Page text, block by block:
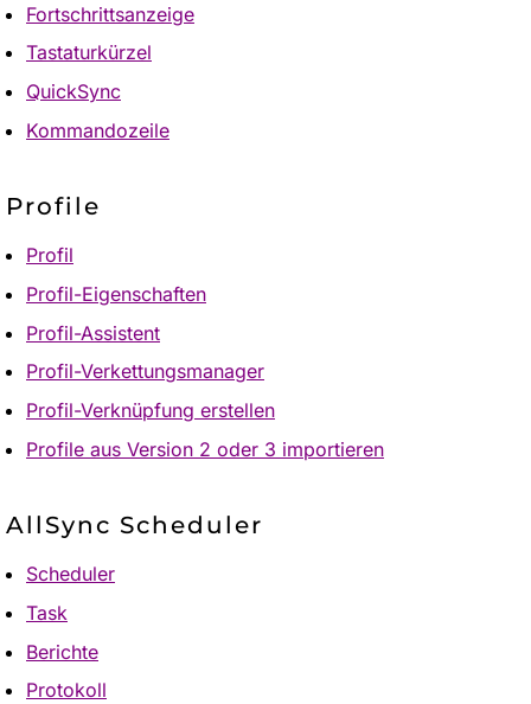
Fortschrittsanzeige
Tastaturkürzel
QuickSync
Kommandozeile
Profile
Profil
Profil-Eigenschaften
Profil-Assistent
Profil-Verkettungsmanager
Profil-Verknüpfung erstellen
Profile aus Version 2 oder 3 importieren
AllSync Scheduler
Scheduler
Task
Berichte
Protokoll